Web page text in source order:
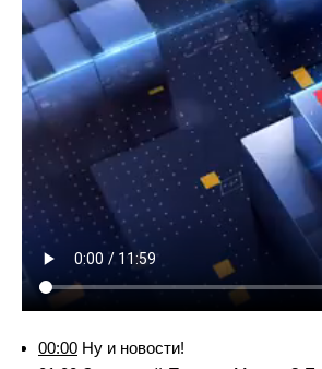
00:00 Ну и новости!